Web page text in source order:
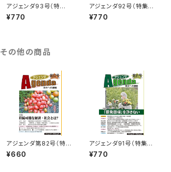
アジェンダ93号（特集：
軍事中心の経済社会に
NO!）
¥770
アジェンダ92号（特集：
排外主義と闘う）
¥770
その他の商品
アジェンダ第82号（特
集：持続可能な経済・社
会とは？）
¥660
アジェンダ91号（特集：
「原発回帰」を許さない）
¥770